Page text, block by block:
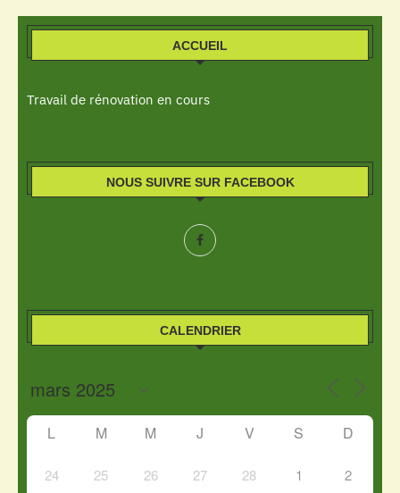
ACCUEIL
Travail de rénovation en cours
NOUS SUIVRE SUR FACEBOOK
CALENDRIER
L M M J V S D
24 25 26 27 28 1 2